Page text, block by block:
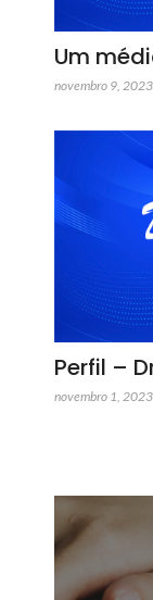
Um
novembro 9, 2023
Perfil –
novembro 1, 2023